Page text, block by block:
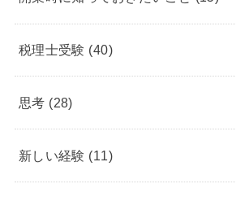
税理士受験 (40)
思考 (28)
新しい経験 (11)